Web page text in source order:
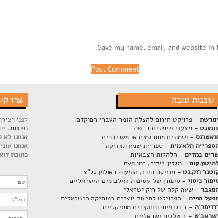
Save my name, email, and website
צרו
לפני
נפוצות,
אנחנו לא
אנחנו
כתובת
שכנות טובה
- פרויקט חירום להצלת הזמר העברי המוקדם
- מצעדי פזמונים ברשת
- פזמונים מתורגמים או מעוברתים
הלאומית- ספריית שמע ומוזיקה
במדים- הלהקות הצבאיות
- מגזין בידור, כמו פעם
רוק.נט - מוזיקה היום, הופעות באולפן גל"צ
כיסוי- סיפורן של עטיפות האלבומים הישראליים
- שעה קלה של רוק ישראלי
הפיס- הפרויקט לתיעוד יוצרים במוסיקה הישראלית
- ביוגרפיות ותחקירים מוסיקליים
- בוטלגים ישראליים